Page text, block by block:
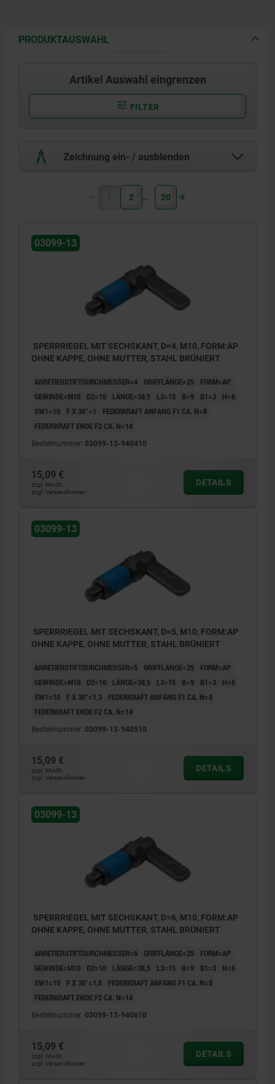
-signalgrün RAL 6032.
-verkehrsblau RAL 5017.
-lichtgrau RAL 7035.
PRODUKTAUSWAHL
Artikel Auswahl eingrenzen
FILTER
Zeichnung ein- / ausblenden
Form AP: ohne Riegelkappe ohne Mutter.
1 2 20
03099-13
SPERRRIEGEL MIT SECHSKANT, D=4, M10, FORM:AP
OHNE KAPPE, OHNE MUTTER, STAHL BRÜNIERT
ARRETIERSTIFTDURCHMESSER=4 GRIFFLÄNGE=25
FORM=AP
GEWINDE=M10
D2=10 LÄNGE=38,5 L3=15 B=9 B1=3
H=6
SW1=10
F X 30°=1
FEDERKRAFT ANFANG F1 CA. N=8
FEDERKRAFT ENDE F2 CA. N=14
Bestellnummer: 03099-13-940410
15,09 €
zzgl. MwSt.
zzgl. Versandkosten
DETAILS
03099-13
SPERRRIEGEL MIT SECHSKANT, D=5, M10, FORM:AP
OHNE KAPPE, OHNE MUTTER, STAHL BRÜNIERT
ARRETIERSTIFTDURCHMESSER=5 GRIFFLÄNGE=25
FORM=AP
GEWINDE=M10
D2=10 LÄNGE=38,5 L3=15 B=9 B1=3
H=6
SW1=10
F X 30°=1,3
FEDERKRAFT ANFANG F1 CA. N=8
FEDERKRAFT ENDE F2 CA. N=14
Bestellnummer: 03099-13-940510
15,09 €
zzgl. MwSt.
zzgl. Versandkosten
DETAILS
03099-13
SPERRRIEGEL MIT SECHSKANT, D=6, M10, FORM:AP
OHNE KAPPE, OHNE MUTTER, STAHL BRÜNIERT
ARRETIERSTIFTDURCHMESSER=6 GRIFFLÄNGE=25
FORM=AP
GEWINDE=M10
D2=10 LÄNGE=38,5 L3=15 B=9 B1=3
H=6
SW1=10
F X 30°=1,8
FEDERKRAFT ANFANG F1 CA. N=8
FEDERKRAFT ENDE F2 CA. N=14
Bestellnummer: 03099-13-940610
15,09 €
zzgl. MwSt.
zzgl. Versandkosten
DETAILS